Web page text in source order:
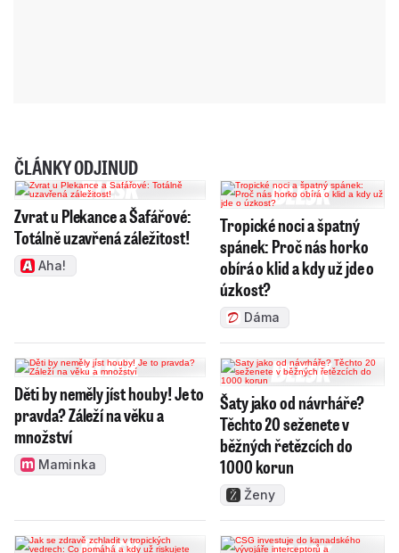
ČLÁNKY ODJINUD
Zvrat u Plekance a Šafářové:
Totálně uzavřená záležitost!
Aha!
Tropické noci a špatný
spánek: Proč nás horko
obírá o klid a kdy už jde o
úzkost?
Dáma
Děti by neměly jíst houby! Je to
pravda? Záleží na věku a
množství
Maminka
Šaty jako od návrháře?
Těchto 20 seženete v
běžných řetězcích do
1000 korun
Ženy